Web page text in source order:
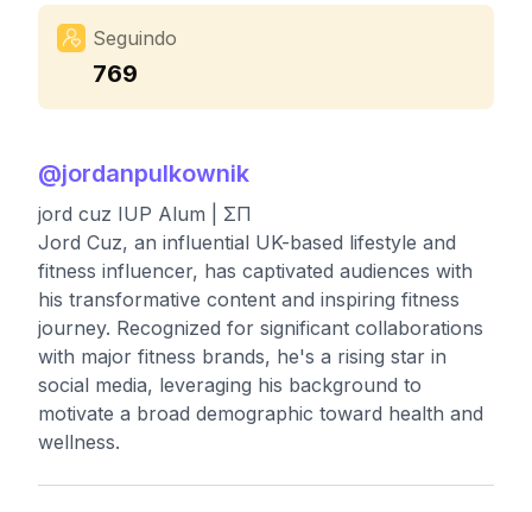
Seguindo
769
@jordanpulkownik
jord cuz IUP Alum | ΣΠ
Jord Cuz, an influential UK-based lifestyle and
fitness influencer, has captivated audiences with
his transformative content and inspiring fitness
journey. Recognized for significant collaborations
with major fitness brands, he's a rising star in
social media, leveraging his background to
motivate a broad demographic toward health and
wellness.